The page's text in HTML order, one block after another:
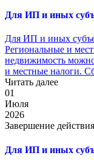
Для ИП и иных
Для ИП и иных
Региональные и
недвижимость
и местные налоги.
Читать далее
01
Июля
2026
Завершение
Для ИП и иных